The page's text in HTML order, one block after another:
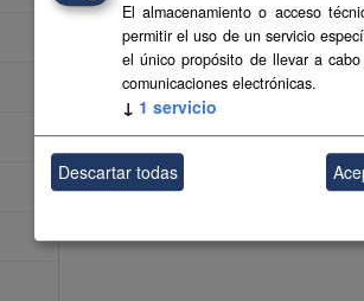
El almacenamiento o acceso
permitir el uso de un servicio
el único propósito de llevar a
comunicaciones electrónicas.
↓ 1 servicio
Descartar todas